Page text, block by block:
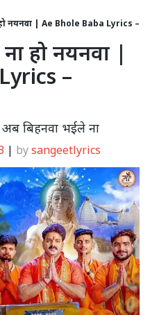
हो नयनवा | Ae Bhole Baba Lyrics –
हो नयनवा |
–
अब बिहनवा भईले ना
| bysangeetlyrics